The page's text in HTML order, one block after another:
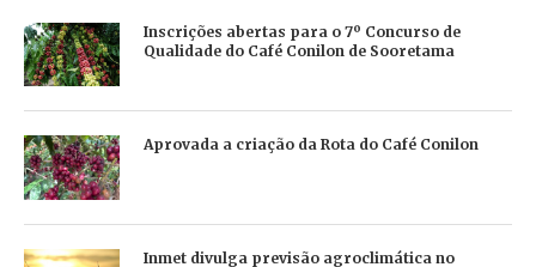
Inscrições abertas para o 7º Concurso de
Qualidade do Café Conilon de Sooretama
Aprovada a criação da Rota do Café Conilon
Inmet divulga previsão agroclimática no